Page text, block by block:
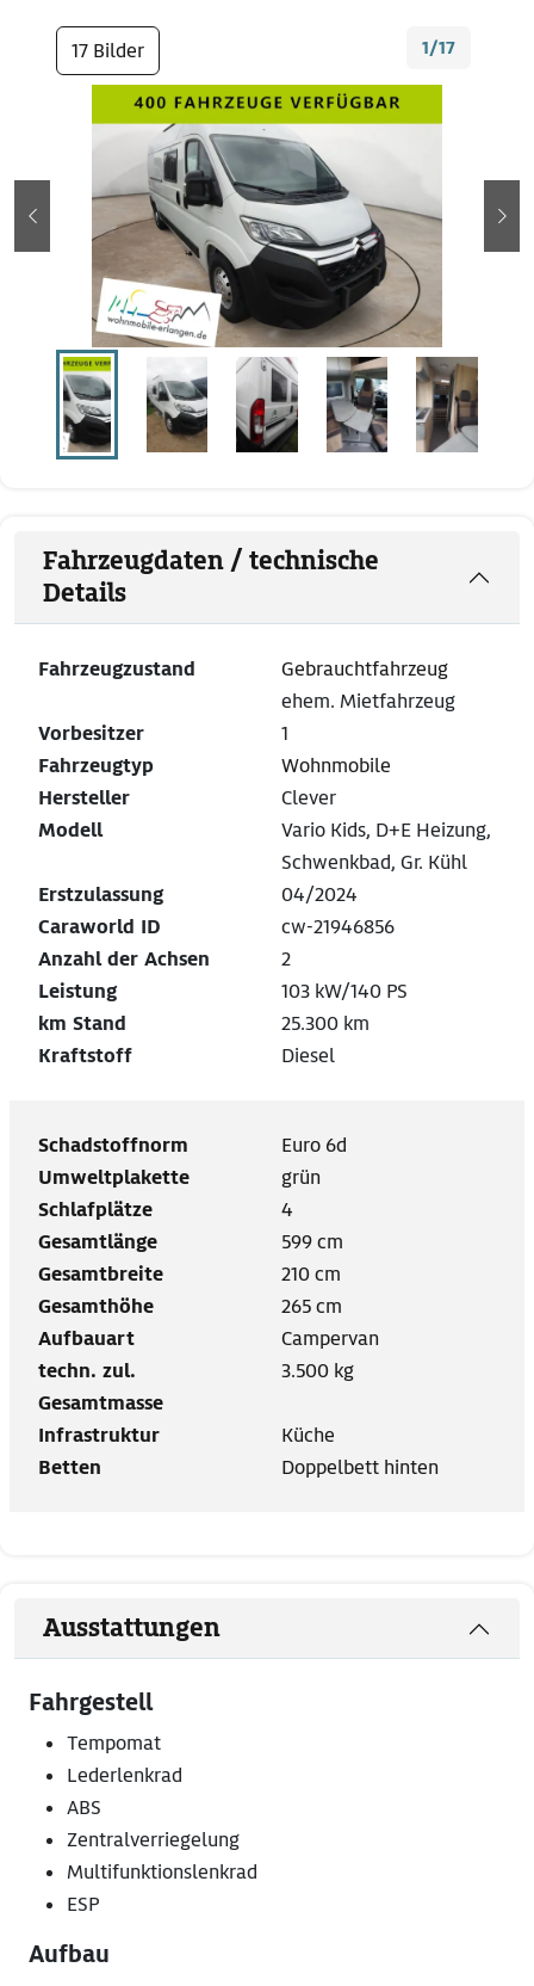
17 Bilder 1/17
zurück
Fahrzeugdaten / technische
Details
Fahrzeugzustand
Gebrauchtfahrzeug
ehem. Mietfahrzeug
Vorbesitzer
1
Fahrzeugtyp
Wohnmobile
Hersteller
Clever
Modell
Vario Kids, D+E Heizung,
Schwenkbad, Gr. Kühl
Erstzulassung
04/2024
Caraworld ID
cw-21946856
Anzahl der Achsen
2
Leistung
103 kW/140 PS
km Stand
25.300 km
Kraftstoff
Diesel
Schadstoffnorm
Euro 6d
Umweltplakette
grün
Schlafplätze
4
Gesamtlänge
599 cm
Gesamtbreite
210 cm
Gesamthöhe
265 cm
Aufbauart
Campervan
techn. zul.
Gesamtmasse
3.500 kg
Infrastruktur
Küche
Betten
Doppelbett hinten
Ausstattungen
Fahrgestell
Tempomat
Lederlenkrad
ABS
Zentralverriegelung
Multifunktionslenkrad
ESP
Aufbau